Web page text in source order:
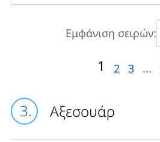
Εμφάνιση σειρών:
1 2 3 ...
Αξεσουάρ